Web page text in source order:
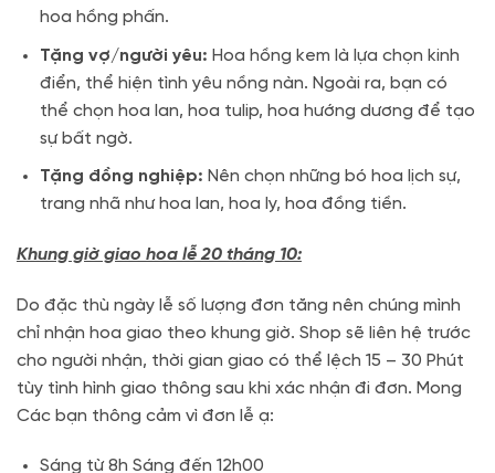
hoa hồng phấn.
Tặng vợ/người yêu: Hoa hồng kem là lựa chọn kinh
điển, thể hiện tình yêu nồng nàn. Ngoài ra, bạn có
thể chọn hoa lan, hoa tulip, hoa hướng dương để tạo
sự bất ngờ.
Tặng đồng nghiệp: Nên chọn những bó hoa lịch sự,
trang nhã như hoa lan, hoa ly, hoa đồng tiền.
Khung giờ giao hoa lễ 20 tháng 10:
Do đặc thù ngày lễ số lượng đơn tăng nên chúng mình
chỉ nhận hoa giao theo khung giờ. Shop sẽ liên hệ trước
cho người nhận, thời gian giao có thể lệch 15 – 30 Phút
tùy tình hình giao thông sau khi xác nhận đi đơn. Mong
Các bạn thông cảm vì đơn lễ ạ:
Sáng từ 8h Sáng đến 12h00